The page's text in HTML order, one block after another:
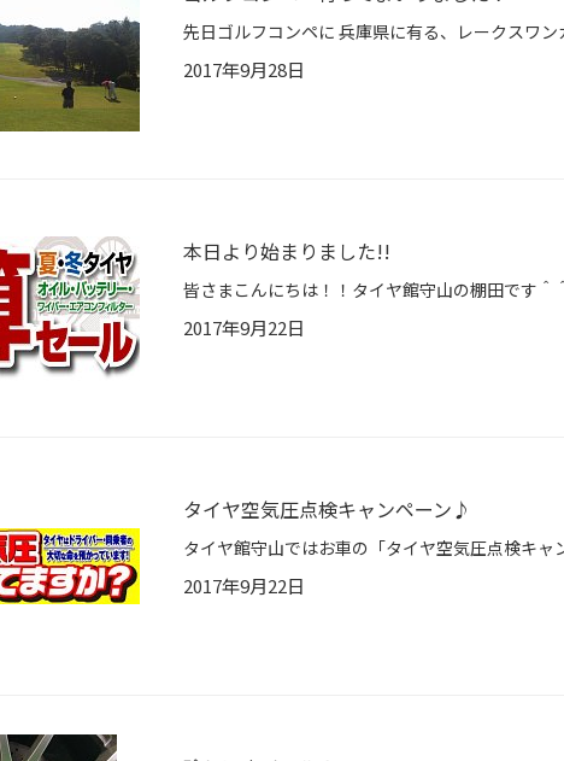
2017年9月28日
本日より始まりました!!
2017年9月22日
タイヤ空気圧点検キャンペーン♪
2017年9月22日